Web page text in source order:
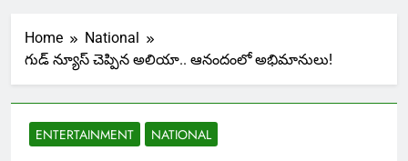
Home
National
గుడ్ న్యూస్ చెప్పిన అలియా.. ఆనందంలో అభిమానులు!
ENTERTAINMENT NATIONAL